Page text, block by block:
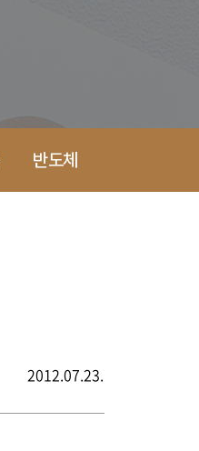
반도체
2012.07.23.